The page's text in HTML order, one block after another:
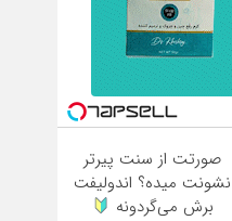
صورتت از سنت پیرتر
نشونت میده؟ اندولیفت
برش می‌گردونه